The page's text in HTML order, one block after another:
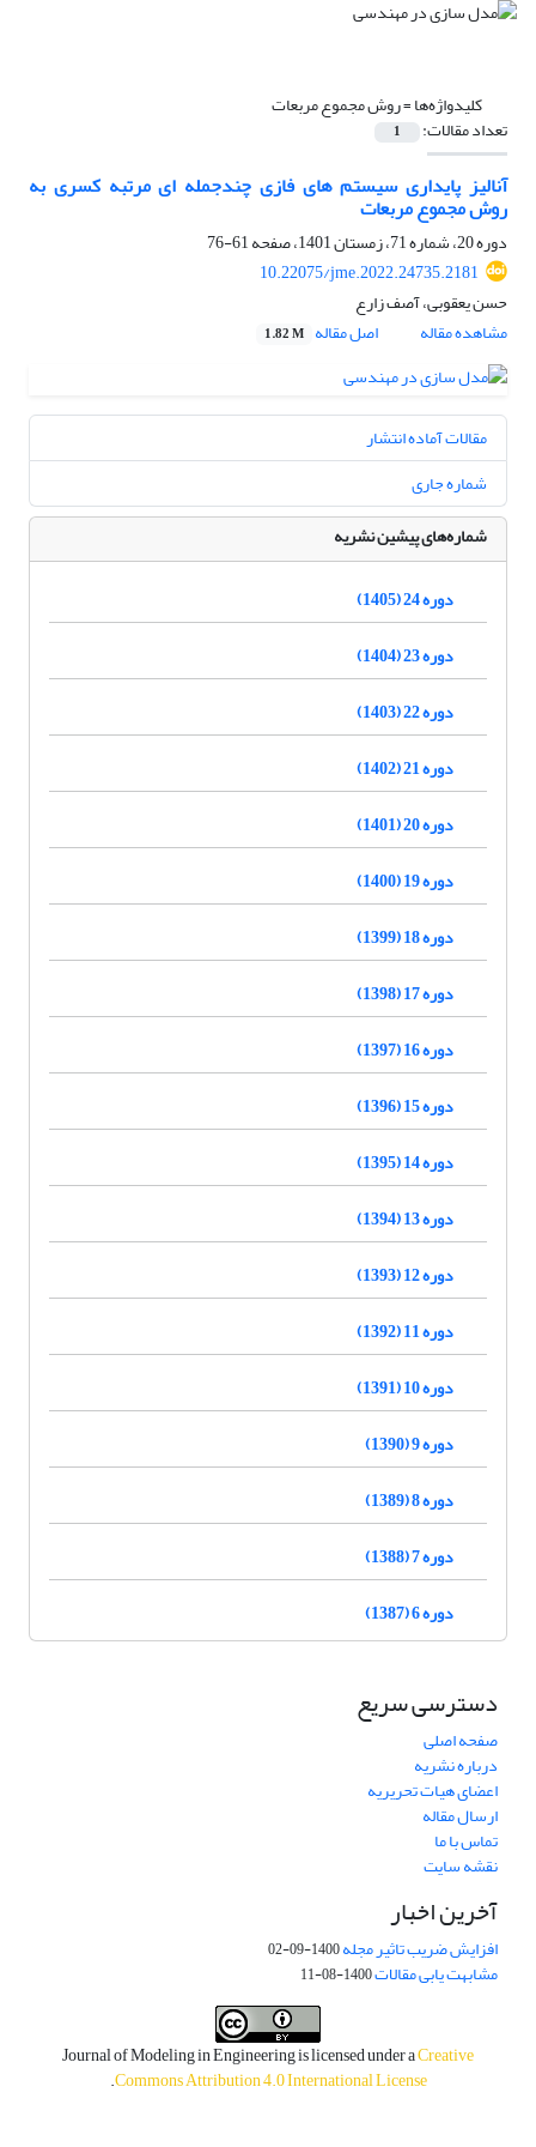
کلیدواژه‌ها =روش مجموع مربعات
تعداد مقالات: 1
آنالیز پایداری سیستم های فازی چندجمله ای مرتبه کسری به
روش مجموع مربعات
دوره 20، شماره 71، زمستان 1401، صفحه
61-76
10.22075/jme.2022.24735.2181
حسن یعقوبی، آصف زارع
مشاهده مقاله
اصل مقاله 1.82 M
مقالات آماده انتشار
شماره جاری
شماره‌های پیشین نشریه
دوره 24 (1405)
دوره 23 (1404)
دوره 22 (1403)
دوره 21 (1402)
دوره 20 (1401)
دوره 19 (1400)
دوره 18 (1399)
دوره 17 (1398)
دوره 16 (1397)
دوره 15 (1396)
دوره 14 (1395)
دوره 13 (1394)
دوره 12 (1393)
دوره 11 (1392)
دوره 10 (1391)
دوره 9 (1390)
دوره 8 (1389)
دوره 7 (1388)
دوره 6 (1387)
دسترسی سریع
صفحه اصلی
درباره نشریه
اعضای هیات تحریریه
ارسال مقاله
تماس با ما
نقشه سایت
آخرین اخبار
افزایش ضریب تاثیر مجله1400-09-02
مشابهت یابی مقالات1400-08-11
Journal of Modeling in Engineering is licensed under aCreative
Commons Attribution 4.0 International License
.